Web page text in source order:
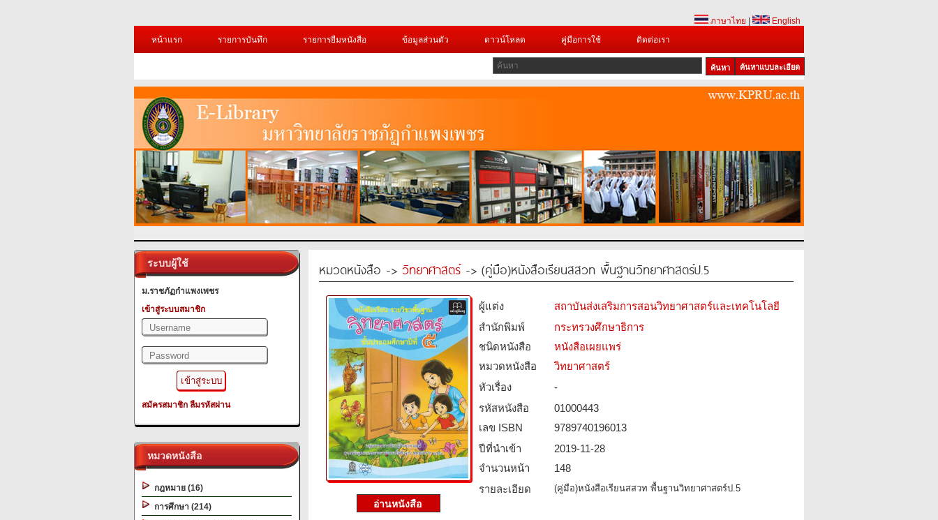
ภาษาไทย
English
หน้าแรก
รายการบันทึก รายการยืมหนังสือ ข้อมูลส่วนตัว ดาวน์โหลด คู่มือการใช้ ติดต่อเรา
ค้นหาแบบละเอียด
1 2 3
ระบบผู้ใช้
ม.ราชภัฏกำแพงเพชร
เข้าสู่ระบบสมาชิก
สมัครสมาชิก ลืมรหัสผ่าน
หมวดหนังสือ
กฎหมาย (16)
การศึกษา (214)
หมวดหนังสือ -> วิทยาศาสตร์-> (คู่มือ)หนังสือเรียนสสวท พื้นฐานวิทยาศาสตร์ป.5
ผู้แต่ง
สถาบันส่งเสริมการสอนวิทยาศาสตร์และเทคโนโลยี
สำนักพิมพ์
กระทรวงศึกษาธิการ
ชนิดหนังสือ­
หนังสือเผยแพร่
หมวดหนังสือ­
วิทยาศาสตร์
หัวเรื่อง
-
รหัสหนังสือ­
01000443
เลข ISBN
9789740196013
ปีที่นำเข้า
2019-11-28
จำนวนหน้า
148
รายละเอียด
(คู่มือ)หนังสือเรียนสสวท พื้นฐานวิทยาศาสตร์ป.5